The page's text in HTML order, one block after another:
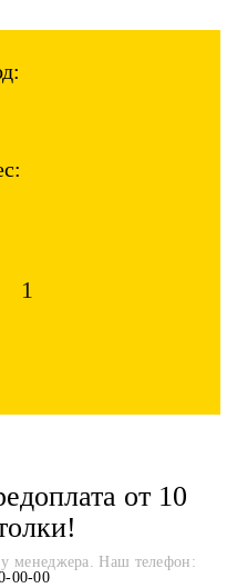
от 10
менеджера. Наш телефон:
00-00